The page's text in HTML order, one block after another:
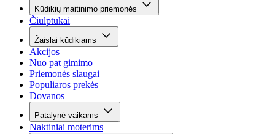
Kūdikių maitinimo priemonės
Čiulptukai
Žaislai kūdikiams
Akcijos
Nuo pat gimimo
Priemonės slaugai
Populiaros prekės
Dovanos
Patalynė vaikams
Naktiniai moterims